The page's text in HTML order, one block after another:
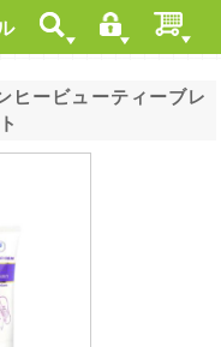
ヒービューティーブレ